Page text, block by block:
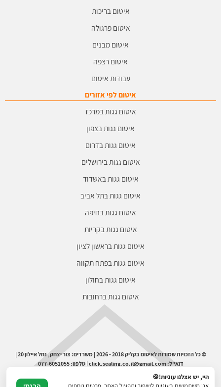
איטום בריכות
איטום פרגולה
איטום מבנים
איטום רצפה
עבודות איטום
איטום לפי אזורים
איטום גגות במרכז
איטום גגות בצפון
איטום גגות בדרום
איטום גגות בירושלים
איטום גגות באשדוד
איטום גגות בתל אביב
איטום גגות בחיפה
איטום גגות בקריות
איטום גגות בראשון לציון
איטום גגות בפתח תקווה
איטום גגות בחולון
איטום גגות ברחובות
© כל הזכויות שמורות לאיטום בקליק 2018 - 2026 | משרדים: צור יצחק, נחל איילון 20 |
דוא"ל: click.sealing.co.il@gmail.com | טלפון: 077-6051055
היי, יש אצלנו עוגיות!🍪